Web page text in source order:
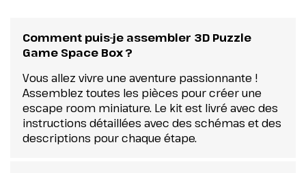
Comment puis-je assembler 3D Puzzle
Game Space Box ?
Vous allez vivre une aventure passionnante !
Assemblez toutes les pièces pour créer une
escape room miniature. Le kit est livré avec des
instructions détaillées avec des schémas et des
descriptions pour chaque étape.